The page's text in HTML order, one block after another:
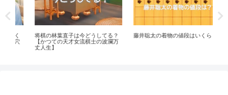
将棋の林葉直子は今どうしてる？
【かつての天才女流棋士の波瀾万
丈人生】
藤井聡太の着物の値段はいくら？